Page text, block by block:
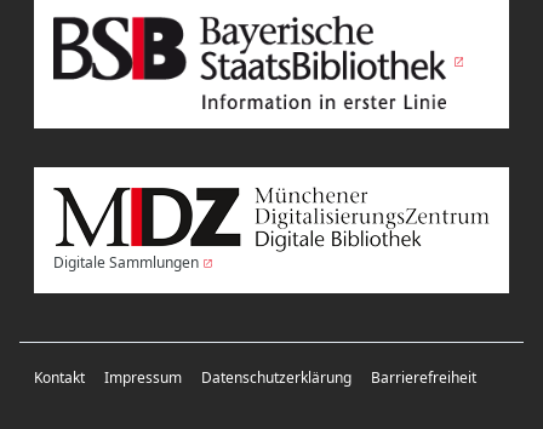
Digitale Sammlungen
Kontakt Impressum Datenschutzerklärung Barrierefreiheit